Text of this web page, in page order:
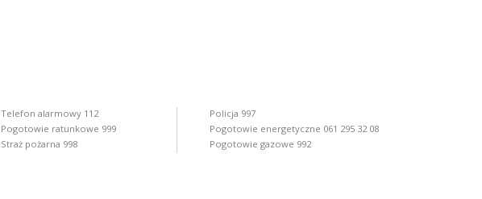
Telefon alarmowy 112
Pogotowie ratunkowe 999
Straż pożarna 998
Policja 997
Pogotowie energetyczne 061 295 32 08
Pogotowie gazowe 992